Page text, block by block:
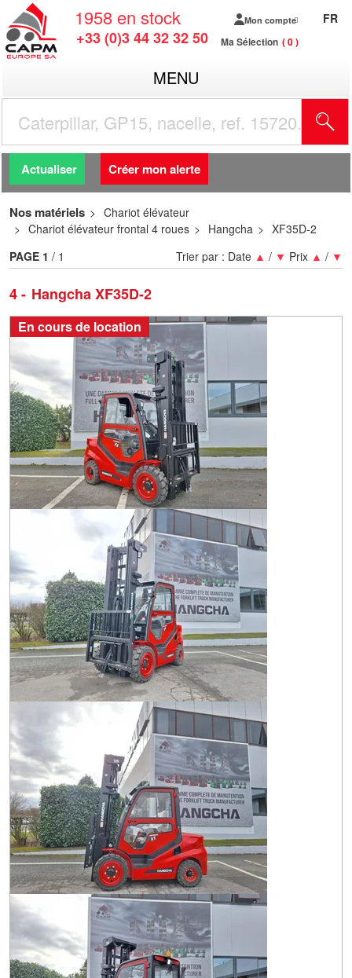
1958 en stock
+33 (0)3 44 32 32 50
Mon compte
Ma Sélection 0
FR
MENU
Actualiser Créer mon alerte
Nos matériels
Chariot élévateur
Chariot élévateur frontal 4 roues
Hangcha XF35D-2
4 Hangcha XF35D-2
Trier par : Date ▲ / ▼ Prix ▲ / ▼
PAGE 1 / 1
En cours de location